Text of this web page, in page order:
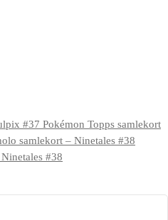
Pokémon Topps samlekort
#38